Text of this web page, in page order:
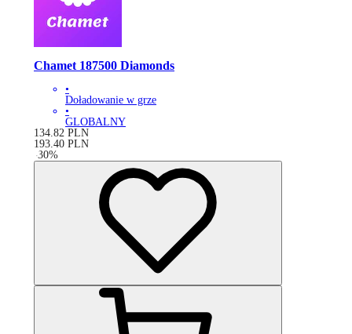
Chamet 187500 Diamonds
•
Doładowanie w grze
•
GLOBALNY
134.82 PLN
193.40 PLN
-30%